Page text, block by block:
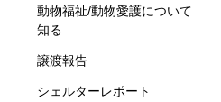
動物福祉/動物愛護について
知る
譲渡報告
シェルターレポート